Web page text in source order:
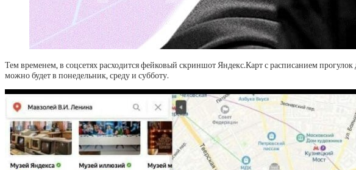
Тем временем, в соцсетях расходится фейковый скриншот Яндекс.Карт с расписанием
можно будет в понедельник, среду и субботу.